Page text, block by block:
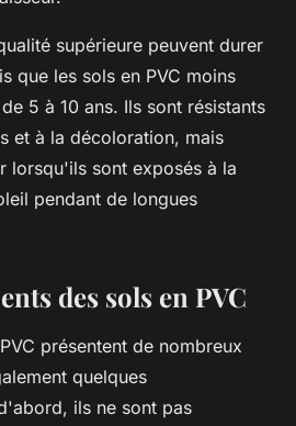
supérieure peuvent durer
que les sols en PVC moins
5 à 10 ans. Ils sont résistants
et à la décoloration, mais
lorsqu'ils sont exposés à la
pendant de longues
des sols en PVC
présentent de nombreux
quelques
ils ne sont pas